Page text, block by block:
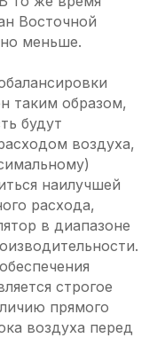
Восточной
меньше.
таким образом,
будут
воздуха,
наилучшей
расхода,
в диапазоне
строгое
прямого
воздуха перед